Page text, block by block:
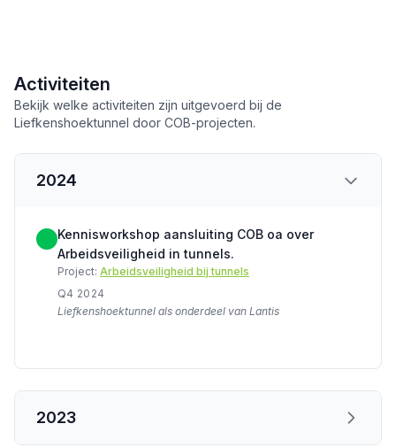
Activiteiten
Bekijk welke activiteiten zijn uitgevoerd bij de
Liefkenshoektunnel door COB-projecten.
2024
Kennisworkshop aansluiting COB oa over
Arbeidsveiligheid in tunnels.
Project: Arbeidsveiligheid bij tunnels
Q4 2024
Liefkenshoektunnel als onderdeel van Lantis
2023